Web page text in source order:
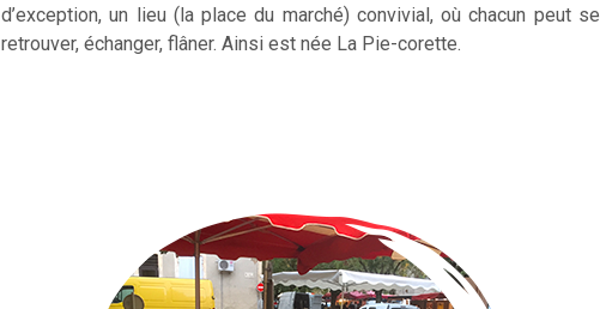
d’exception, un lieu (la place du marché) convivial, où chacun peut se
retrouver, échanger, flâner. Ainsi est née La Pie-corette.